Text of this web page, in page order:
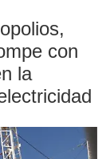
con
la